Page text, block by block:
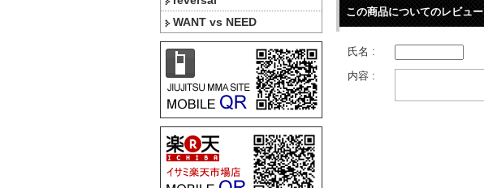
WANT vs NEED
この商品についてのレビュー
氏名 :
内容 :